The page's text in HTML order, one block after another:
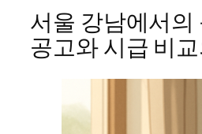
서울 강남에서의
공고와 시급 비